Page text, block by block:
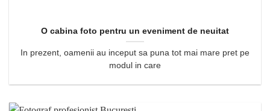
O cabina foto pentru un eveniment de neuitat
In prezent, oamenii au inceput sa puna tot mai mare pret pe
modul in care